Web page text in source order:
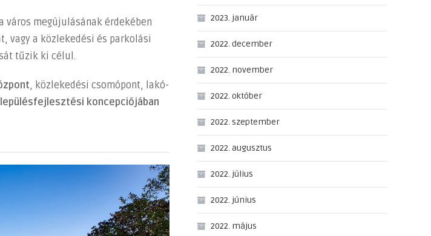
megújulásának érdekében
vagy a közlekedési és parkolási
tűzik ki célul.
, közlekedési csomópont, lakó-
koncepciójában
2023. január
2022. december
2022. november
2022. október
2022. szeptember
2022. augusztus
2022. július
2022. június
2022. május